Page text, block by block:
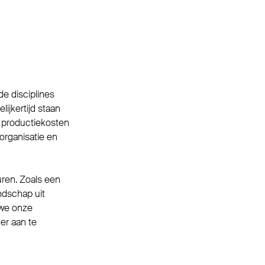
disciplines
staan
en
Zoals een
uit
onze
aan te